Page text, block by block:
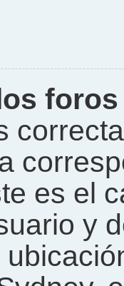
es el
y